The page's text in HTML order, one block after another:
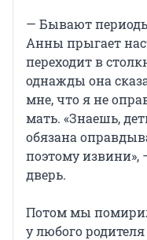
— Бывают
Анны прыгает
переходит в
однажды она
мне, что я не
мать. «Знаешь,
обязана
поэтому извини»,
дверь.
Потом мы
у любого